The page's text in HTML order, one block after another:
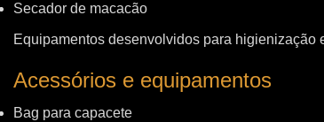
Secador de macacão
Equipamentos desenvolvidos para
Acessórios e equipamentos
Bag para capacete